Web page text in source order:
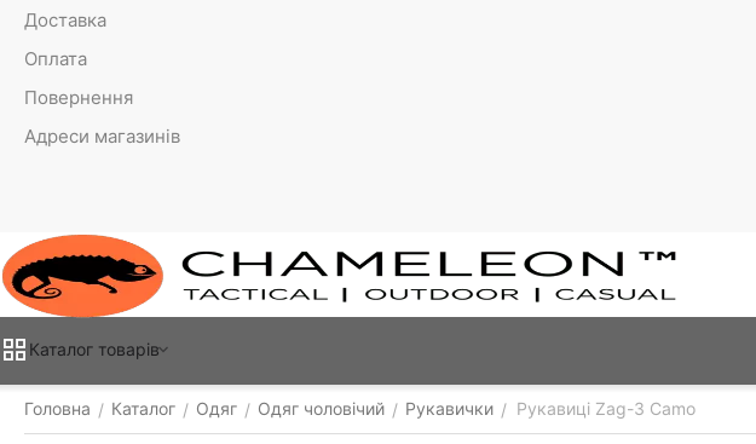
Доставка
Оплата
Повернення
Адреси магазинів
Каталог товарiв
Головна / Каталог / Одяг / Одяг чоловічий / Рукавички / Рукавиці Zag-3 Camo